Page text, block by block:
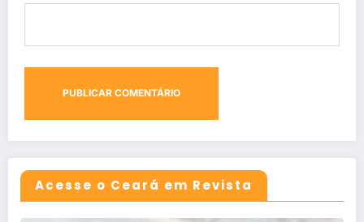
Acesse o Ceará em Revista